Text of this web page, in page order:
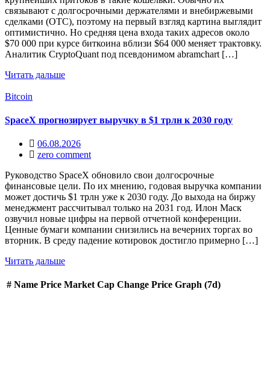
связывают с долгосрочными держателями и внебиржевыми
сделками (OTC), поэтому на первый взгляд картина выглядит
оптимистично. Но средняя цена входа таких адресов около
$70 000 при курсе биткоина вблизи $64 000 меняет трактовку.
Аналитик CryptoQuant под псевдонимом abramchart […]
Читать дальше
Bitcoin
SpaceX прогнозирует выручку в $1 трлн к 2030 году
06.08.2026
zero comment
Руководство SpaceX обновило свои долгосрочные
финансовые цели. По их мнению, годовая выручка компании
может достичь $1 трлн уже к 2030 году. До выхода на биржу
менеджмент рассчитывал только на 2031 год. Илон Маск
озвучил новые цифры на первой отчетной конференции.
Ценные бумаги компании снизились на вечерних торгах во
вторник. В среду падение котировок достигло примерно […]
Читать дальше
# Name Price Market Cap Change Price Graph (7d)